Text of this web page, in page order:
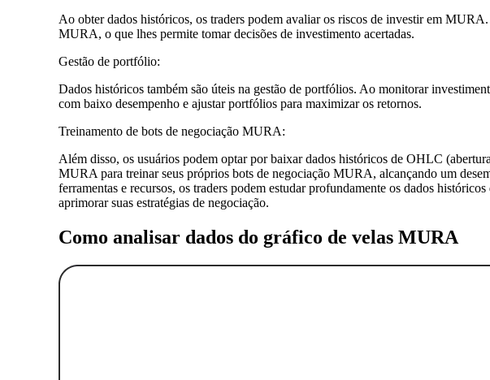
Ao obter dados históricos, os traders podem avaliar os riscos de investir em
MURA, o que lhes permite tomar decisões de investimento acertadas.
Gestão de portfólio:
Dados históricos também são úteis na gestão de portfólios. Ao monitorar
com baixo desempenho e ajustar portfólios para maximizar os retornos.
Treinamento de bots de negociação MURA:
Além disso, os usuários podem optar por baixar dados históricos de OHLC
MURA para treinar seus próprios bots de negociação MURA, alcançando um
ferramentas e recursos, os traders podem estudar profundamente os dados
aprimorar suas estratégias de negociação.
Como analisar dados do gráfico de velas MURA